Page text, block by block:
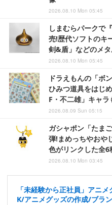
2026.08.10 Mon 05:45
しまむらパークで
売!歴代ソフトのキ
剣&盾」などのメ
2026.08.10 Mon 05:45
ドラえもんの「ボ
ひみつ道具をはじ
F・不二雄」キャ
2026.08.09 Sun 05:15
ガシャポン「たま
弾!まめっちやおや
色がリンクした全6
2026.08.10 Mon 03:45
「未経験から正社員」アニ
K/アニメグッズの作成/ブラ